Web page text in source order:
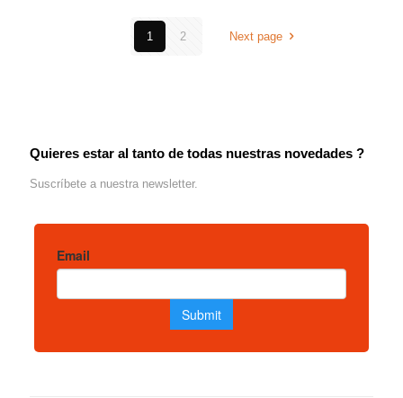
1 2 Next page
Quieres estar al tanto de todas nuestras novedades ?
Suscríbete a nuestra newsletter.